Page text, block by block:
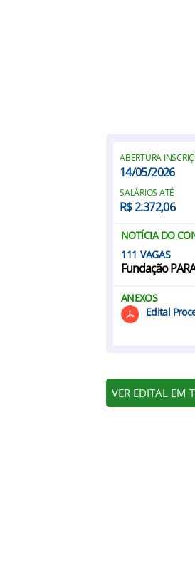
ABERTURA
14/05/2026
SALÁRIOS ATÉ
R$ 2.372,06
NOTÍCIA DO
111
Fundação
ANEXOS
Edital
VER EDITAL EM